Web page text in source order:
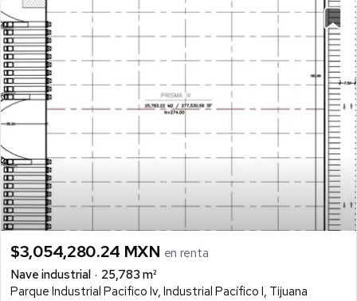
$3,054,280.24 MXN en renta
Nave industrial
25,783 m²
Parque Industrial Pacifico Iv, Industrial Pacífico I, Tijuana